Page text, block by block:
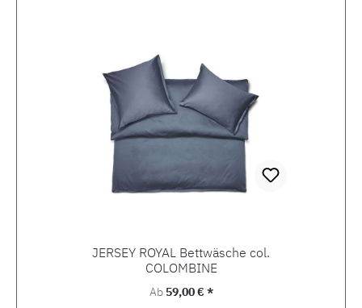
JERSEY ROYAL Bettwäsche col.
COLOMBINE
Regulärer Preis:
Ab 59,00 € *